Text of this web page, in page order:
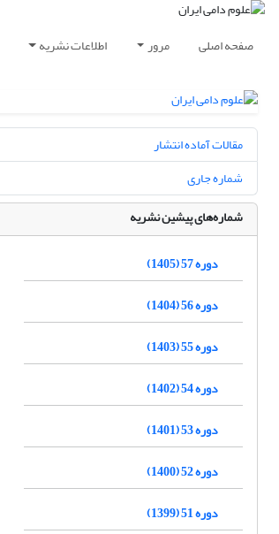
صفحه اصلی مرور اطلاعات نشریه
مقالات آماده انتشار
شماره جاری
شماره‌های پیشین نشریه
دوره 57 (1405)
دوره 56 (1404)
دوره 55 (1403)
دوره 54 (1402)
دوره 53 (1401)
دوره 52 (1400)
دوره 51 (1399)